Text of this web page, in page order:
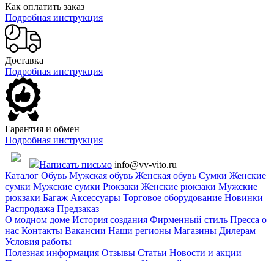
Как оплатить заказ
Подробная инструкция
Доставка
Подробная инструкция
Гарантия и обмен
Подробная инструкция
Написать письмо info@vv-vito.ru
Каталог Обувь Мужская обувь Женская обувь Сумки Женские
сумки Мужские сумки Рюкзаки Женские рюкзаки Мужские
рюкзаки Багаж Аксессуары Торговое оборудование Новинки
Распродажа Предзаказ
О модном доме История создания Фирменный стиль Пресса о
нас Контакты Вакансии Наши регионы Магазины Дилерам
Условия работы
Полезная информация Отзывы Статьи Новости и акции